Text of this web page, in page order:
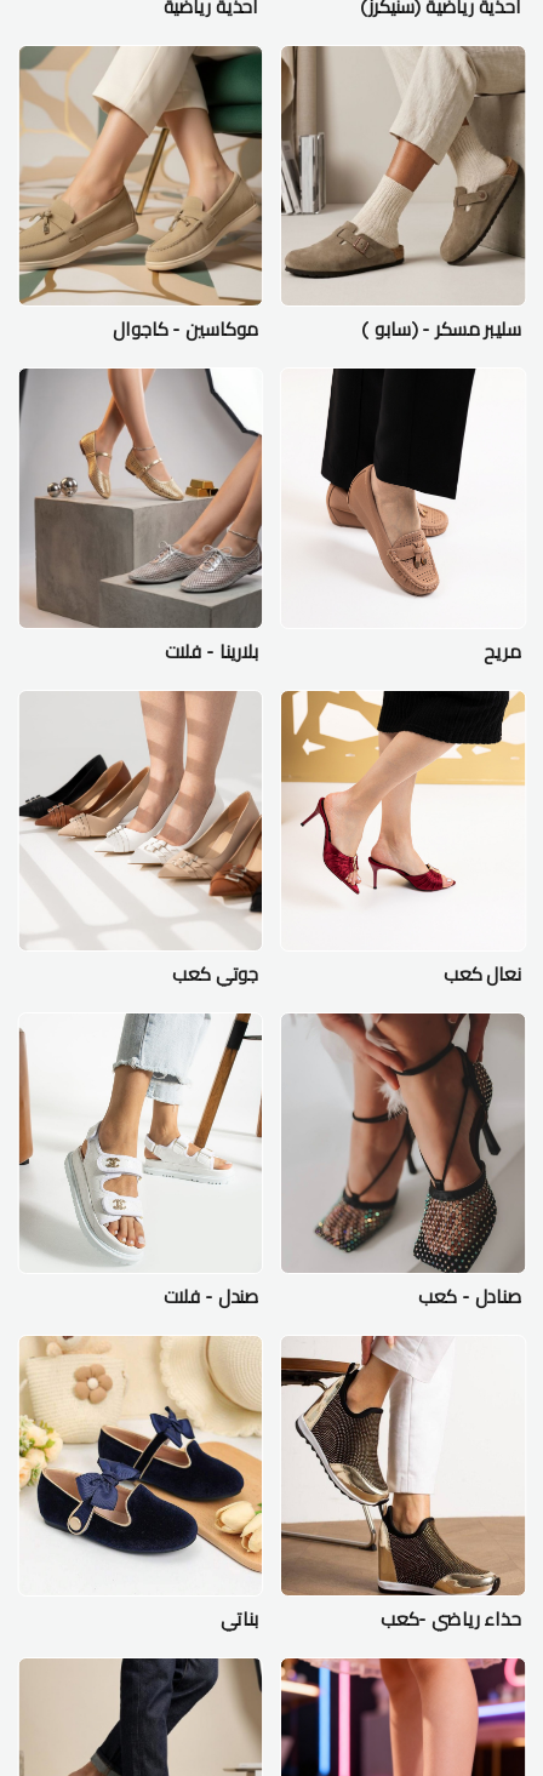
احذية رياضية (سنيكرز) احذية رياضية
سليبر مسكر - (سابو ) موكاسين - كاجوال
مريح بلارينا - فلات
نعال كعب جوتي كعب
صنادل - كعب صندل - فلات
حذاء رياضي -كعب بناتي